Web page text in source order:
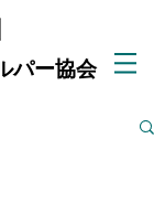
パー協会